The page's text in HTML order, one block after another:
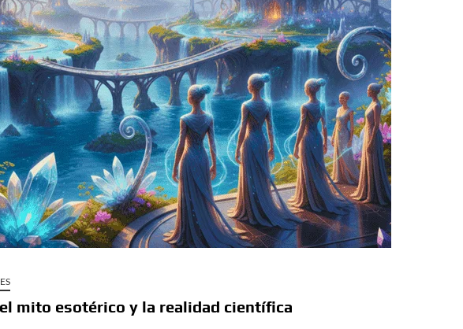
de Patria Boba a Colombia polarizada
con seres de otros planos o mundos?
frenar la ansiedad que generan las redes sociales
en Colombia: así avanza
energética de la sexualidad sagrada?
mito esotérico y la realidad científica